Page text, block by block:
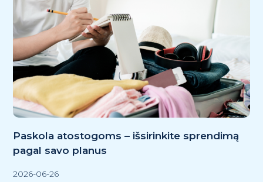
Paskola su atidėjimu
INDĖLIAI
DRAUDIMAS
Pajamų netekimo draudimas
Paskolos įmokos draudimas
APIE MUS
Kontaktai
DUK
Paskola atostogoms – išsirinkite sprendimą
pagal savo planus
2026-06-26